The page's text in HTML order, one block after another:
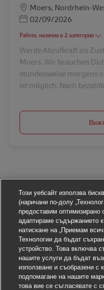
Местоположение
Moers, Nordrhein-
Posted Date
02/09/2026
Работа, налична в 2 категории
Werde Abrufkraft als
Moers. Wir brauchen
stundenweise morgens
ist möglich. Nach
Този уебсайт използва
(наричани по-долу
предоставим оптимизирано
адаптираме съдържанието
натискане на „Приемам
Технологии да бъдат
устройство. Това включва
нашите услуги да бъдат
използване и съобразени с
подпомагане на нашите
това вие се съгласявате с